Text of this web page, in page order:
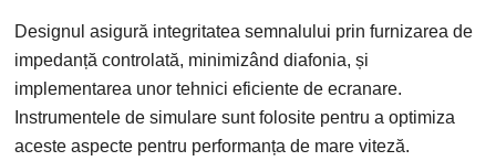
Designul asigură integritatea semnalului prin furnizarea de
impedanță controlată, minimizând diafonia, și
implementarea unor tehnici eficiente de ecranare.
Instrumentele de simulare sunt folosite pentru a optimiza
aceste aspecte pentru performanța de mare viteză.